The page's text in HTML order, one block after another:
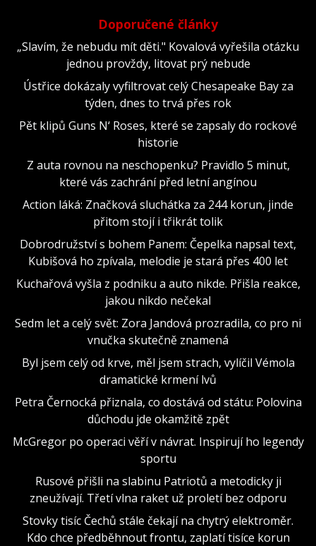
Doporučené články
„Slavím, že nebudu mít děti." Kovalová vyřešila otázku
jednou provždy, litovat prý nebude
Ústřice dokázaly vyfiltrovat celý Chesapeake Bay za
týden, dnes to trvá přes rok
Pět klipů Guns N‘ Roses, které se zapsaly do rockové
historie
Z auta rovnou na neschopenku? Pravidlo 5 minut,
které vás zachrání před letní angínou
Action láká: Značková sluchátka za 244 korun, jinde
přitom stojí i třikrát tolik
Dobrodružství s bohem Panem: Čepelka napsal text,
Kubišová ho zpívala, melodie je stará přes 400 let
Kuchařová vyšla z podniku a auto nikde. Přišla reakce,
jakou nikdo nečekal
Sedm let a celý svět: Zora Jandová prozradila, co pro ni
vnučka skutečně znamená
Byl jsem celý od krve, měl jsem strach, vylíčil Vémola
dramatické krmení lvů
Petra Černocká přiznala, co dostává od státu: Polovina
důchodu jde okamžitě zpět
McGregor po operaci věří v návrat. Inspirují ho legendy
sportu
Rusové přišli na slabinu Patriotů a metodicky ji
zneužívají. Třetí vlna raket už proletí bez odporu
Stovky tisíc Čechů stále čekají na chytrý elektroměr.
Kdo chce předběhnout frontu, zaplatí tisíce korun